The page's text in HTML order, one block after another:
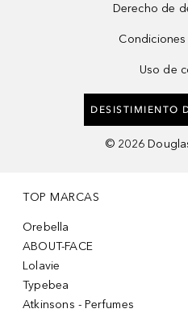
Derecho de
Uso de
DESISTIMIENTO
© 2026
TOP MARCAS
Orebella
ABOUT-FACE
Lolavie
Typebea
Atkinsons - Perfumes